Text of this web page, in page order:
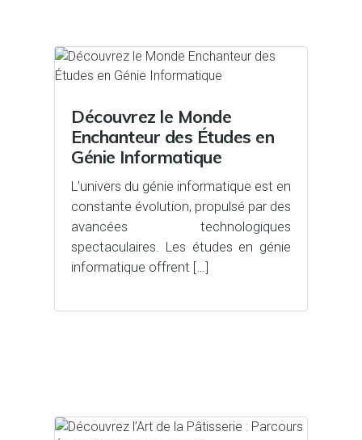
Découvrez le Monde
Enchanteur des Études en
Génie Informatique
L’univers du génie informatique est en
constante évolution, propulsé par des
avancées technologiques
spectaculaires. Les études en génie
informatique offrent […]